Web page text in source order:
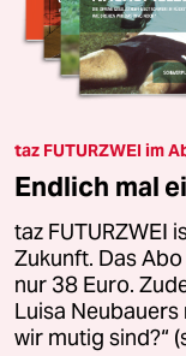
taz FUTURZWEI im
Endlich mal
taz FUTURZWEI
Zukunft. Das
nur 38 Euro.
Luisa Neubauers
wir mutig sind?“